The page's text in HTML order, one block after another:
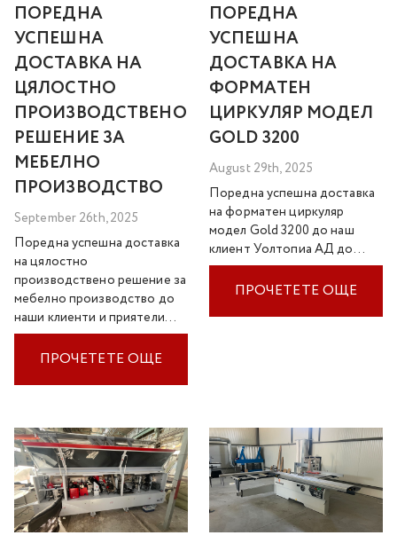
ПОРЕДНА
УСПЕШНА
ДОСТАВКА НА
ЦЯЛОСТНО
ПРОИЗВОДСТВЕНО
РЕШЕНИЕ ЗА
МЕБЕЛНО
ПРОИЗВОДСТВО
September 26th, 2025
Поредна успешна доставка
на цялостно
производствено решение за
мебелно производство до
наши клиенти и приятели…
ПРОЧЕТЕТЕ ОЩЕ
ПОРЕДНА
УСПЕШНА
ДОСТАВКА НА
ФОРМАТЕН
ЦИРКУЛЯР МОДЕЛ
GOLD 3200
August 29th, 2025
Поредна успешна доставка
на форматен циркуляр
модел Gold 3200 до наш
клиент Уолтопиа АД до…
ПРОЧЕТЕТЕ ОЩЕ